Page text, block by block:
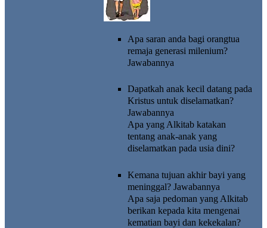
Apa saran anda bagi orangtua
remaja generasi milenium?
Jawabannya
Dapatkah anak kecil datang pada
Kristus untuk diselamatkan?
Jawabannya
Apa yang Alkitab katakan
tentang anak-anak yang
diselamatkan pada usia dini?
Kemana tujuan akhir bayi yang
meninggal? Jawabannya
Apa saja pedoman yang Alkitab
berikan kepada kita mengenai
kematian bayi dan kekekalan?